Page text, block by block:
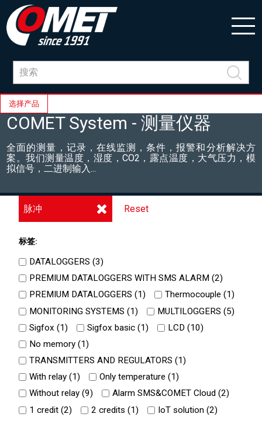
选择产品
COMET System - 测量仪器
全面的测量，记录，在线监测，条件，报警和分析解决方
案。我们测量温度，湿度，CO2，露点温度，大气压力，模
拟信号，二进制输入...
脉冲 Reset
标签:
DATALOGGERS (3)
PREMIUM DATALOGGERS WITH SMS ALARM (2)
PREMIUM DATALOGGERS (1) Thermocouple (1)
MONITORING SYSTEMS (1) MULTILOGGERS (5)
Sigfox (1) Sigfox basic (1) LCD (10)
No memory (1)
TRANSMITTERS AND REGULATORS (1)
With relay (1) Only temperature (1)
Without relay (9) Alarm SMS&COMET Cloud (2)
1 credit (2) 2 credits (1) IoT solution (2)